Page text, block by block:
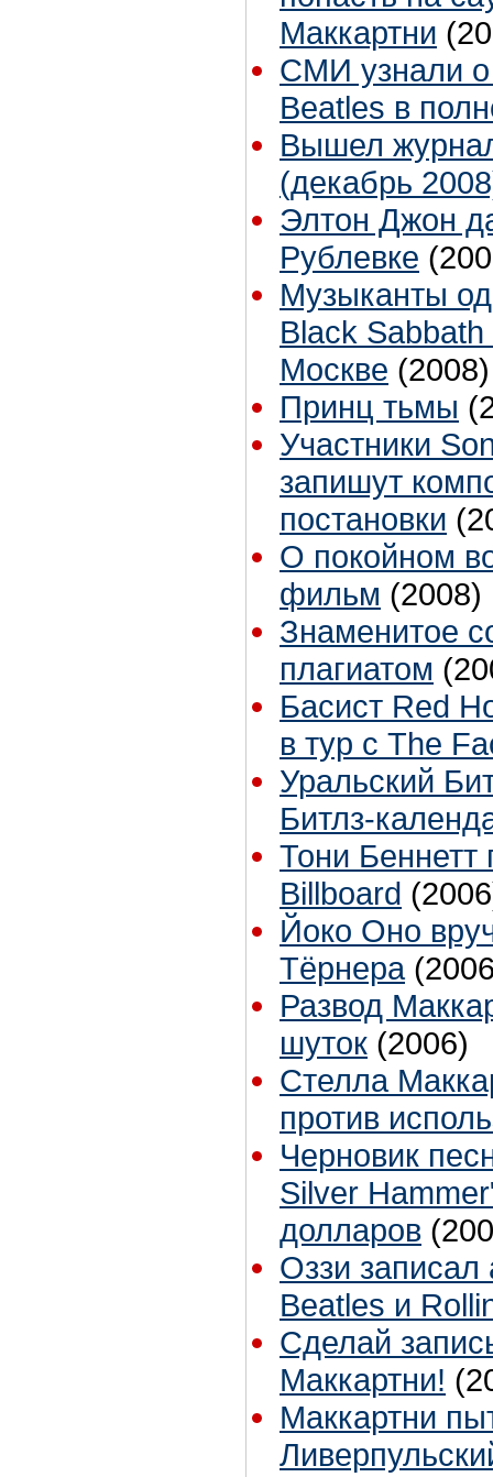
Маккартни
СМИ узнали о
Beatles в
Вышел
(декабрь
Элтон Джон
Рублевке
Музыканты
Black
Москве (2008)
Принц тьмы
Участники
запишут
постановки
О покойном
фильм (2008)
Знаменитое
плагиатом
Басист Red
в тур с The
Уральский
Битлз-
Тони Беннетт
Billboard
Йоко Оно
Тёрнера
Развод
шуток (2006)
Стелла
против
Черновик
Silver
долларов
Оззи
Beatles и
Сделай
Маккартни!
Маккартни